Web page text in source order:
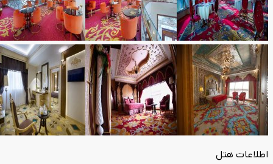
اطلاعات هتل